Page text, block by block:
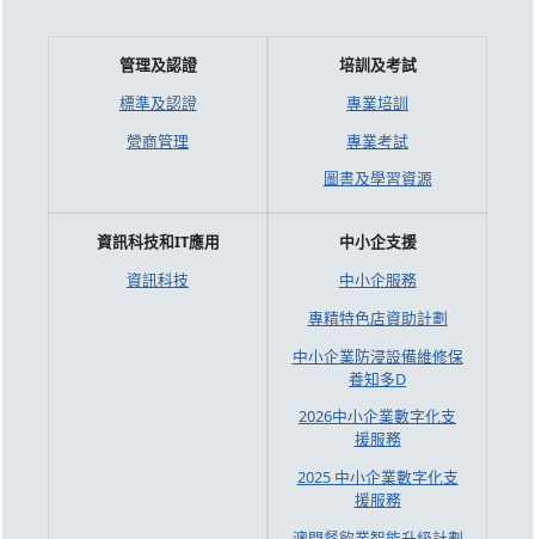
管理及認證
標準及認證
營商管理
培訓及考試
專業培訓
專業考試
圖書及學習資源
資訊科技和IT應用
資訊科技
中小企支援
中小企服務
專精特色店資助計劃
中小企業防浸設備維修保
養知多D
2026中小企業數字化支
援服務
2025 中小企業數字化支
援服務